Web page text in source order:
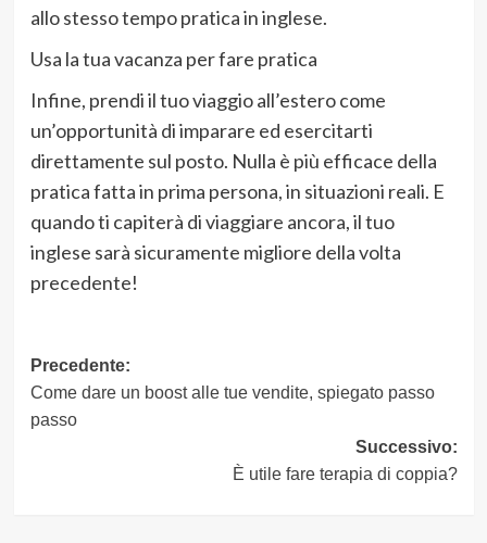
allo stesso tempo pratica in inglese.
Usa la tua vacanza per fare pratica
Infine, prendi il tuo viaggio all’estero come
un’opportunità di imparare ed esercitarti
direttamente sul posto. Nulla è più efficace della
pratica fatta in prima persona, in situazioni reali. E
quando ti capiterà di viaggiare ancora, il tuo
inglese sarà sicuramente migliore della volta
precedente!
Navigazione
articolo
Precedente:
Come dare un boost alle tue vendite, spiegato passo
passo
Successivo:
È utile fare terapia di coppia?